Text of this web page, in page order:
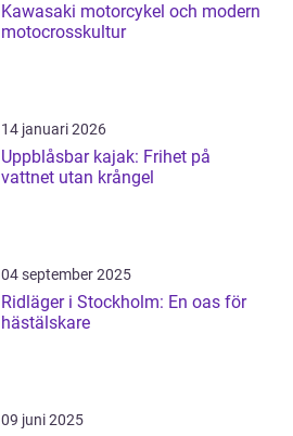
Kawasaki motorcykel och modern
motocrosskultur
14 januari 2026
Uppblåsbar kajak: Frihet på
vattnet utan krångel
04 september 2025
Ridläger i Stockholm: En oas för
hästälskare
09 juni 2025